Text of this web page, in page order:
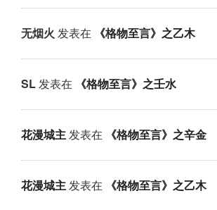
无烟火 发表在 《格物至言》之乙木
SL发表在 《格物至言》之壬水
花漫城主发表在 《格物至言》之辛金
花漫城主发表在 《格物至言》之乙木